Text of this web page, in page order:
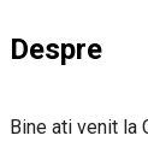
Despre
Bine ati venit la